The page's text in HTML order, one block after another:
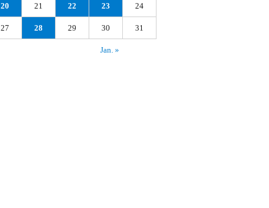
20 21 22 23 24
27 28 29 30 31
Jan. »